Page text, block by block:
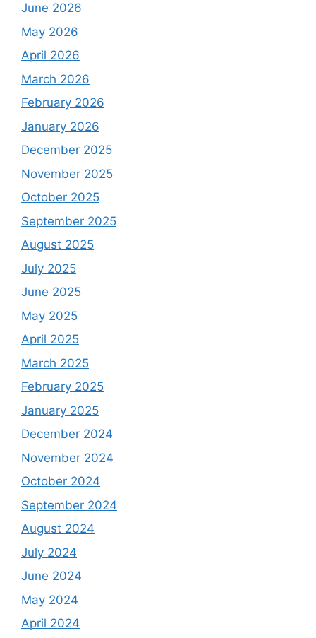
June 2026
May 2026
April 2026
March 2026
February 2026
January 2026
December 2025
November 2025
October 2025
September 2025
August 2025
July 2025
June 2025
May 2025
April 2025
March 2025
February 2025
January 2025
December 2024
November 2024
October 2024
September 2024
August 2024
July 2024
June 2024
May 2024
April 2024